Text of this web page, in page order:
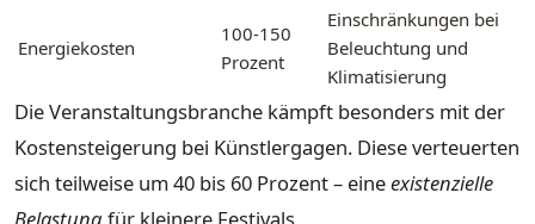
Energiekosten
100-150
Prozent
Einschränkungen bei
Beleuchtung und
Klimatisierung
Die Veranstaltungsbranche kämpft besonders mit der
Kostensteigerung bei Künstlergagen. Diese verteuerten
sich teilweise um 40 bis 60 Prozent – eineexistenzielle